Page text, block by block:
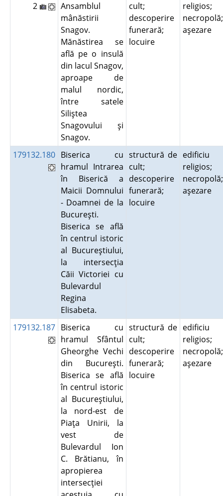
2
Ansamblul
mânăstirii
Snagov.
Mănăstirea se
află pe o insulă
din lacul Snagov,
aproape de
malul nordic,
între satele
Siliştea
Snagovului şi
Snagov.
cult;
descoperire
funerară;
locuire
religios;
necropolă;
aşezare
179132.180 Biserica cu
hramul Intrarea
în Biserică a
Maicii Domnului
- Doamnei de la
Bucureşti.
Biserica se află
în centrul istoric
al Bucureştiului,
la intersecţia
Căii Victoriei cu
Bulevardul
Regina
Elisabeta.
structură de
cult;
descoperire
funerară;
locuire
edificiu
religios;
necropolă;
aşezare
179132.187 Biserica cu
hramul Sfântul
Gheorghe Vechi
din Bucureşti.
Biserica se află
în centrul istoric
al Bucureştiului,
la nord-est de
Piaţa Unirii, la
vest de
Bulevardul Ion
C. Brătianu, în
apropierea
intersecţiei
structură de
cult;
descoperire
funerară;
locuire
edificiu
religios;
necropolă;
aşezare